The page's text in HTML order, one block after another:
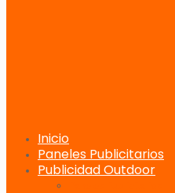
Inicio
Paneles Publicitarios
Publicidad Outdoor